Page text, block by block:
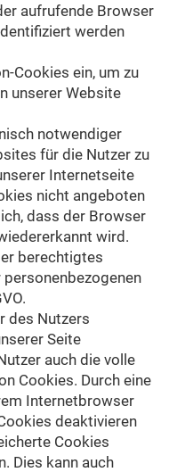
aufrufende Browser
werden
Cookies ein, um zu
unserer Website
notwendiger
für die Nutzer zu
Internetseite
nicht angeboten
dass der Browser
wird.
berechtigtes
des Nutzers
Seite
auch die volle
Cookies. Durch eine
Internetbrowser
deaktivieren
Cookies
Dies kann auch